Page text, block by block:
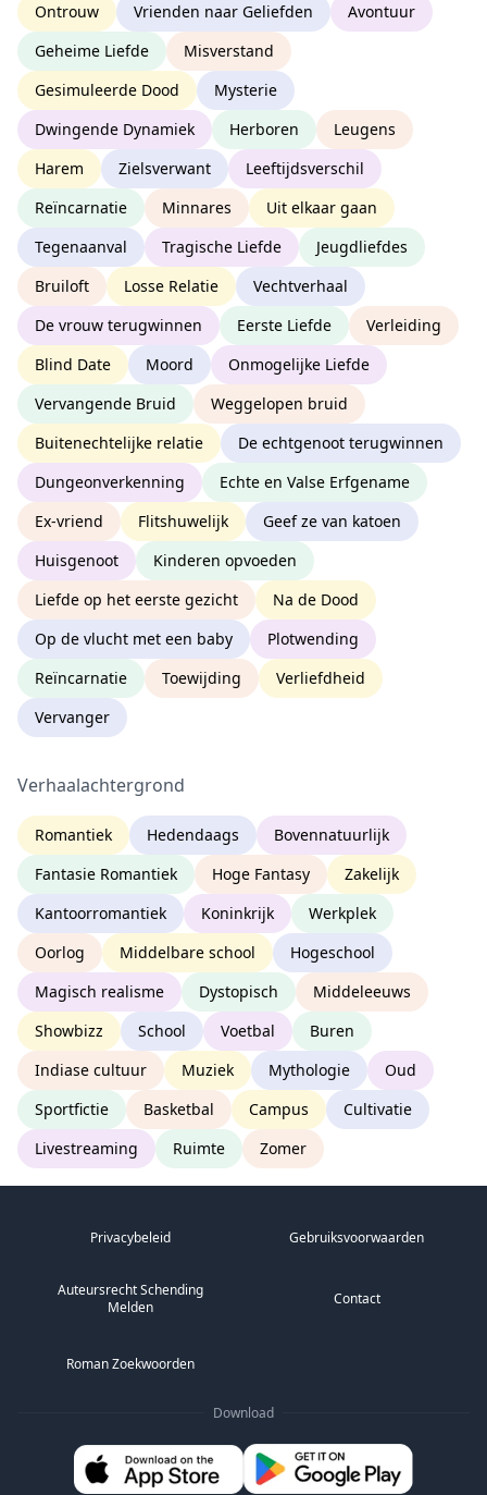
Ontrouw
Vrienden naar Geliefden
Avontuur
Geheime Liefde
Misverstand
Gesimuleerde Dood
Mysterie
Dwingende Dynamiek
Herboren
Leugens
Harem
Zielsverwant
Leeftijdsverschil
Reïncarnatie
Minnares
Uit elkaar gaan
Tegenaanval
Tragische Liefde
Jeugdliefdes
Bruiloft
Losse Relatie
Vechtverhaal
De vrouw terugwinnen
Eerste Liefde
Verleiding
Blind Date
Moord
Onmogelijke Liefde
Vervangende Bruid
Weggelopen bruid
Buitenechtelijke relatie
De echtgenoot terugwinnen
Dungeonverkenning
Echte en Valse Erfgename
Ex-vriend
Flitshuwelijk
Geef ze van katoen
Huisgenoot
Kinderen opvoeden
Liefde op het eerste gezicht
Na de Dood
Op de vlucht met een baby
Plotwending
Reïncarnatie
Toewijding
Verliefdheid
Vervanger
Verhaalachtergrond
Romantiek Hedendaags
Bovennatuurlijk
Fantasie Romantiek
Hoge Fantasy
Zakelijk
Kantoorromantiek
Koninkrijk
Werkplek
Oorlog
Middelbare school
Hogeschool
Magisch realisme
Dystopisch
Middeleeuws
Showbizz
School Voetbal
Buren
Indiase cultuur
Muziek Mythologie
Oud
Sportfictie
Basketbal Campus
Cultivatie
Livestreaming
Ruimte Zomer
Privacybeleid Gebruiksvoorwaarden
Auteursrecht Schending
Melden
Contact
Roman Zoekwoorden
Download